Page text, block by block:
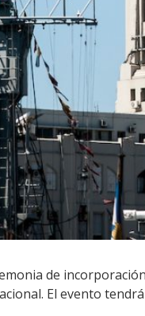
de
El evento